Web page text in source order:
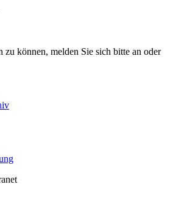
zu können, melden Sie sich bitte an oder